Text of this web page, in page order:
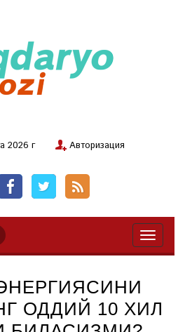
2026 г Авторизация
ОДДИЙ 10 ХИЛ